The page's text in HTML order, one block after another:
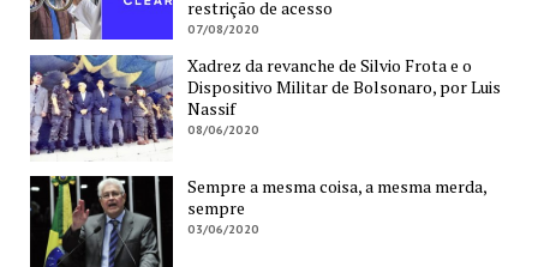
restrição de acesso
07/08/2020
Xadrez da revanche de Silvio Frota e o
Dispositivo Militar de Bolsonaro, por Luis
Nassif
08/06/2020
Sempre a mesma coisa, a mesma merda,
sempre
03/06/2020